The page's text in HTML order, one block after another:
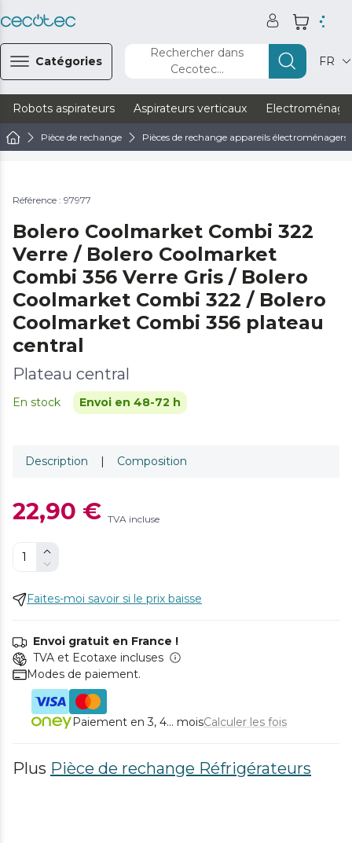
Catégories
Rechercher dans
Cecotec...
FR
Robots aspirateurs Aspirateurs verticaux
Pièce de rechange Pièces de rechange appareils électroménagers
Référence : 97977
Bolero Coolmarket Combi 322
Verre / Bolero Coolmarket
Combi 356 Verre Gris / Bolero
Coolmarket Combi 322 / Bolero
Coolmarket Combi 356 plateau
central
Plateau central
En stock Envoi en 48-72 h
Description | Composition
22,90 € TVA incluse
Faites-moi savoir si le prix baisse
Envoi gratuit en France !
TVA et Ecotaxe incluses
Modes de paiement.
Paiement en 3, 4... moisCalculer les fois
Plus Pièce de rechange Réfrigérateurs